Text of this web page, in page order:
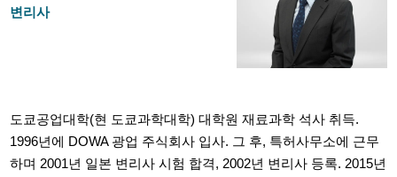
변리사
도쿄공업대학(현 도쿄과학대학) 대학원 재료과학 석사 취득.
1996년에 DOWA 광업 주식회사 입사. 그 후, 특허사무소에 근무
하며 2001년 일본 변리사 시험 합격, 2002년 변리사 등록. 2015년